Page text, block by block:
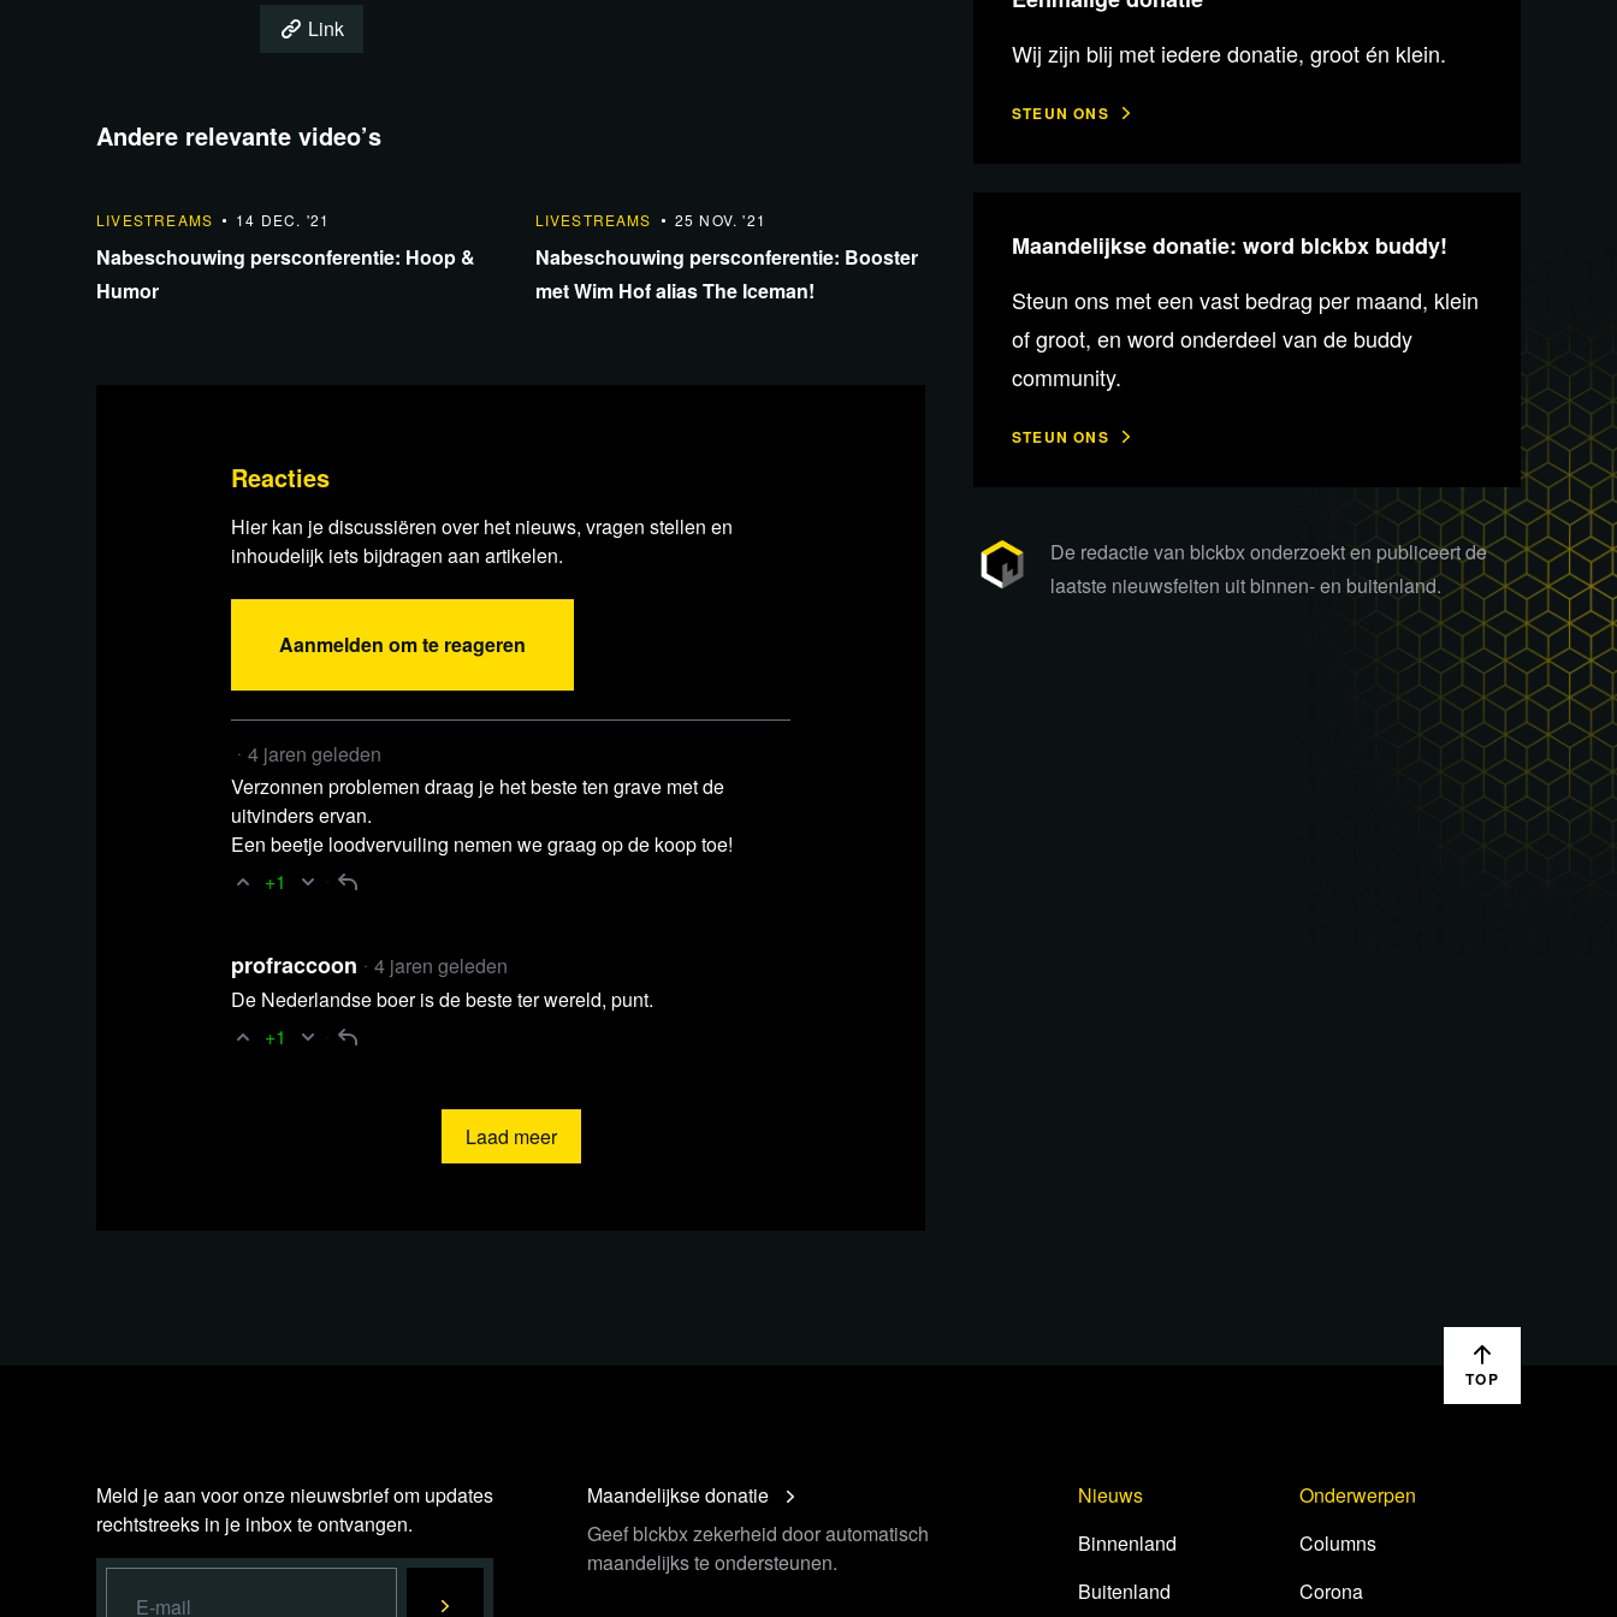
Relevante achtergrondinformatie en bronnen
Artikel De Telegraaf / ANPOM seponeert zaak tegen 16-jarige na incident
Link
Andere relevante video’s
LIVESTREAMS 14 DEC. '21
Nabeschouwing persconferentie: Hoop &
Humor
LIVESTREAMS 25 NOV. '21
Nabeschouwing persconferentie: Booster
met Wim Hof alias The Iceman!
Reacties
Hier kan je discussiëren over het nieuws, vragen stellen en
inhoudelijk iets bijdragen aan artikelen.
Aanmelden om te reageren
4 jaren geleden
Verzonnen problemen draag je het beste ten grave met de
uitvinders ervan.
Een beetje loodvervuiling nemen we graag op de koop toe!
+1
profraccoon
4 jaren geleden
De Nederlandse boer is de beste ter wereld, punt.
+1
Laad meer
Wij zijn blij met iedere donatie, groot én klein.
STEUN ONS
Maandelijkse donatie: word blckbx buddy!
Steun ons met een vast bedrag per maand, klein
of groot, en word onderdeel van de buddy
community.
STEUN ONS
De redactie van blckbx onderzoekt en publiceert de
laatste nieuwsfeiten uit binnen- en buitenland.
TOP
Meld je aan voor onze nieuwsbrief om updates
rechtstreeks in je inbox te ontvangen.
Maandelijkse donatie
Geef blckbx zekerheid door automatisch
maandelijks te ondersteunen.
Nieuws
Binnenland
Buitenland
Onderwerpen
Columns
Corona